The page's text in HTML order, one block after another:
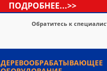
ПОДРОБНЕЕ...>>
Обратитесь к
ДЕРЕВООБРАБАТЫВАЮЩЕЕ